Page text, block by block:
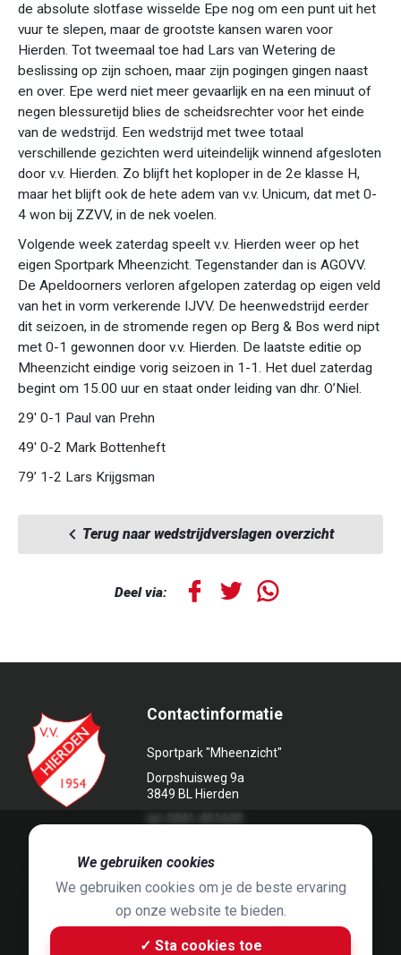
de absolute slotfase wisselde Epe nog om een punt uit het
vuur te slepen, maar de grootste kansen waren voor
Hierden. Tot tweemaal toe had Lars van Wetering de
beslissing op zijn schoen, maar zijn pogingen gingen naast
en over. Epe werd niet meer gevaarlijk en na een minuut of
negen blessuretijd blies de scheidsrechter voor het einde
van de wedstrijd. Een wedstrijd met twee totaal
verschillende gezichten werd uiteindelijk winnend afgesloten
door v.v. Hierden. Zo blijft het koploper in de 2e klasse H,
maar het blijft ook de hete adem van v.v. Unicum, dat met 0-
4 won bij ZZVV, in de nek voelen.
Volgende week zaterdag speelt v.v. Hierden weer op het
eigen Sportpark Mheenzicht. Tegenstander dan is AGOVV.
De Apeldoorners verloren afgelopen zaterdag op eigen veld
van het in vorm verkerende IJVV. De heenwedstrijd eerder
dit seizoen, in de stromende regen op Berg & Bos werd nipt
met 0-1 gewonnen door v.v. Hierden. De laatste editie op
Mheenzicht eindige vorig seizoen in 1-1. Het duel zaterdag
begint om 15.00 uur en staat onder leiding van dhr. O’Niel.
29' 0-1 Paul van Prehn
49' 0-2 Mark Bottenheft
79’ 1-2 Lars Krijgsman
Terug naar wedstrijdverslagen overzicht
Deel via:
Contactinformatie
Sportpark "Mheenzicht"
Dorpshuisweg 9a
3849 BL Hierden
Jaap Hop & ontwerpen door
We gebruiken cookies
We gebruiken cookies om je de beste ervaring
op onze website te bieden.
✓ Sta cookies toe